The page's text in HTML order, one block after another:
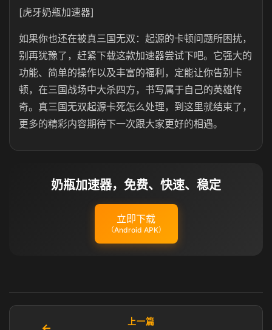
[虎牙奶瓶加速器]
如果你也还在被真三国无双：起源的卡顿问题所困扰，
别再犹豫了，赶紧下载这款加速器尝试下吧。它强大的
功能、简单的操作以及丰富的福利，定能让你告别卡
顿，在三国战场中大杀四方，书写属于自己的英雄传
奇。真三国无双起源卡死怎么处理，到这里就结束了，
更多的精彩内容期待下一次跟大家更好的相遇。
奶瓶加速器，免费、快速、稳定
立即下载
（Android APK）
上一篇